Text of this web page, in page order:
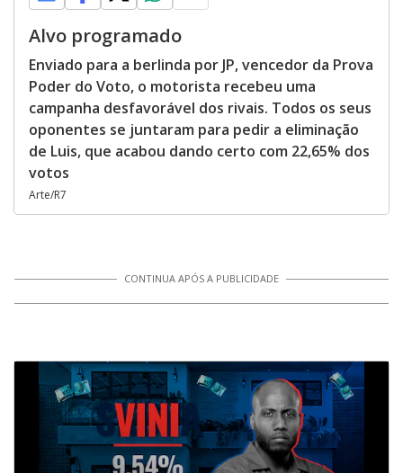
Alvo programado
Enviado para a berlinda por JP, vencedor da Prova
Poder do Voto, o motorista recebeu uma
campanha desfavorável dos rivais. Todos os seus
oponentes se juntaram para pedir a eliminação
de Luis, que acabou dando certo com 22,65% dos
votos
Arte/R7
CONTINUA APÓS A PUBLICIDADE